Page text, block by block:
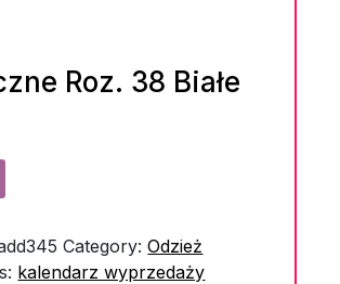
Roz. 38 Białe
Category:Odzież
kalendarz wyprzedaży